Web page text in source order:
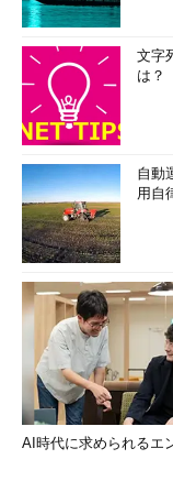
文字
は？
自動
用自
AI時代に求められるエ